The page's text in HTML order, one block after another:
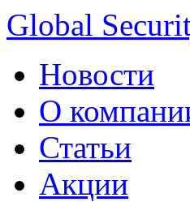
Global
Новости
О
Статьи
Акции